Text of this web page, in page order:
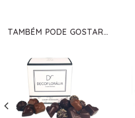
TAMBÉM PODE GOSTAR…